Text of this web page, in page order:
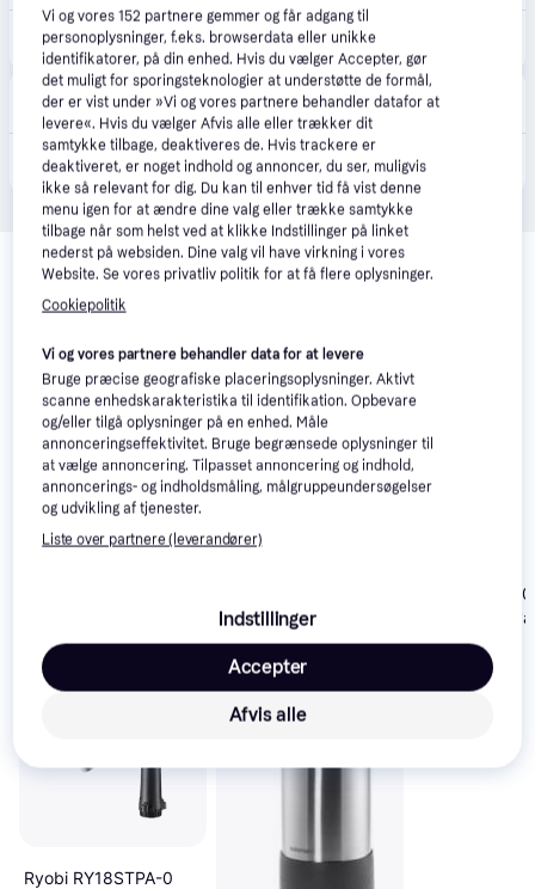
Gardena 9010-47 water pump
Eller 3 betalinger af 312 kr.
Proshop.dk 4.8(1280)
39 kr. fragt,1 dag
Gardena 9010-47 water pump
Eller 3 betalinger af 310 kr.
Relaterede produkter
Se vores forslag til andre produkter, der matcher dine
interesser. Vis alle
Trender
Ryobi RY18STPA-0
Trender
Gardena
Comfort
Vi og vores152 partnere gemmer og får adgang til
personoplysninger, f.eks. browserdata eller unikke
identifikatorer, på din enhed. Hvis du vælger Accepter, gør
det muligt for sporingsteknologier at understøtte de formål,
der er vist under »Vi og vores partnere behandler datafor at
levere«. Hvis du vælger Afvis alle eller trækker dit
samtykke tilbage, deaktiveres de. Hvis trackere er
deaktiveret, er noget indhold og annoncer, du ser, muligvis
ikke så relevant for dig. Du kan til enhver tid få vist denne
menu igen for at ændre dine valg eller trække samtykke
tilbage når som helst ved at klikke Indstillinger på linket
nederst på websiden. Dine valg vil have virkning i vores
Website. Se vores privatliv politik for at få flere oplysninger.
Cookiepolitik
Vi og vores partnere behandler data for at levere
Bruge præcise geografiske placeringsoplysninger. Aktivt
scanne enhedskarakteristika til identifikation. Opbevare
og/eller tilgå oplysninger på en enhed. Måle
annonceringseffektivitet. Bruge begrænsede oplysninger til
at vælge annoncering. Tilpasset annoncering og indhold,
annoncerings- og indholdsmåling, målgruppeundersøgelser
og udvikling af tjenester.
Liste over partnere (leverandører)
Indstillinger
Afvis alle
Accepter